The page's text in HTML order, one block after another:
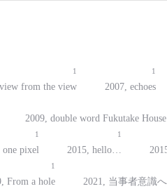
1
from the view
1
2007, echoes
2009, double word Fukutake
1
pixel
1
2015, hello…
1
From a hole 2021, 当事者意識